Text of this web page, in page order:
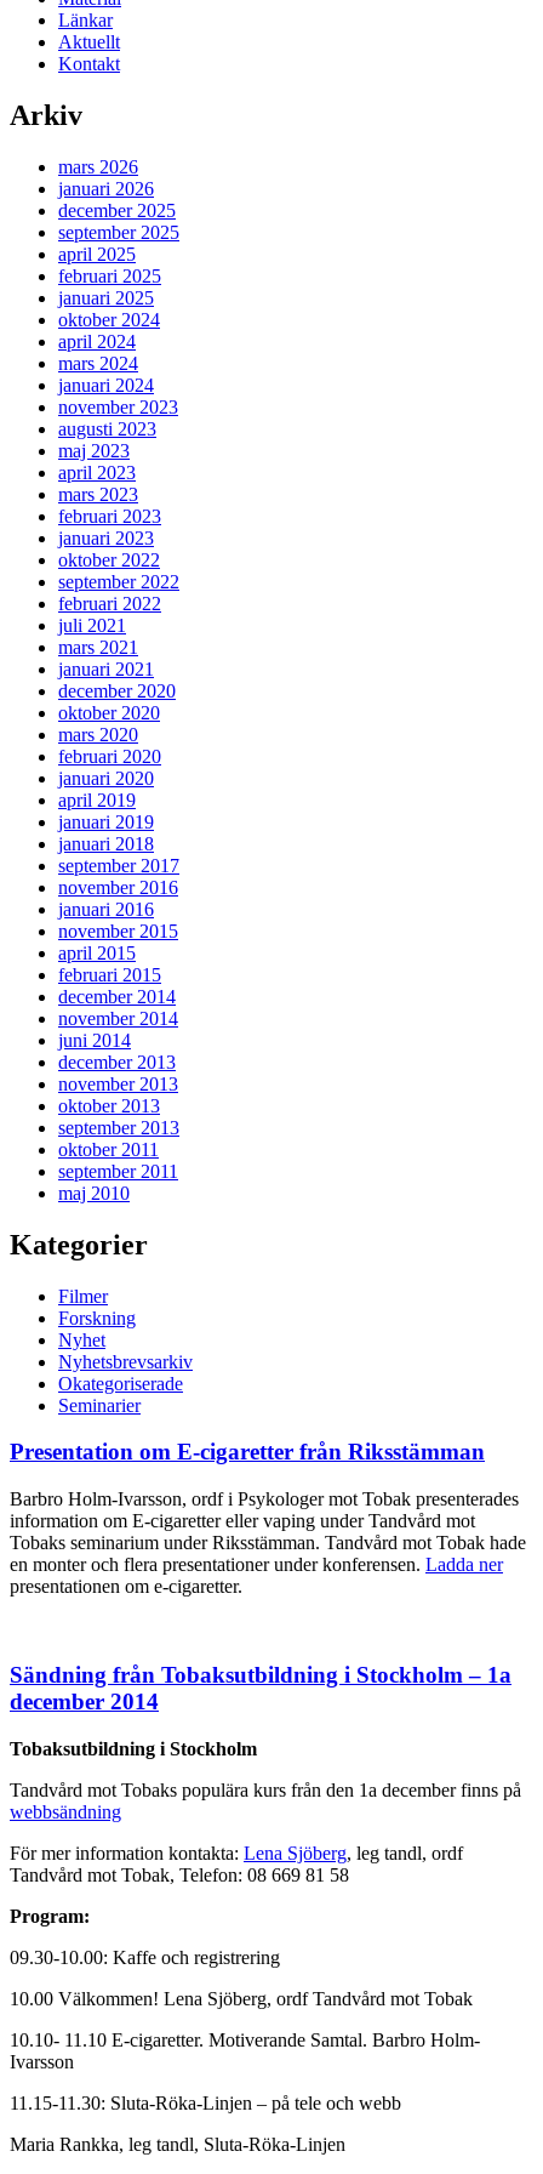
Länkar
Aktuellt
Kontakt
Arkiv
mars 2026
januari 2026
december 2025
september 2025
april 2025
februari 2025
januari 2025
oktober 2024
april 2024
mars 2024
januari 2024
november 2023
augusti 2023
maj 2023
april 2023
mars 2023
februari 2023
januari 2023
oktober 2022
september 2022
februari 2022
juli 2021
mars 2021
januari 2021
december 2020
oktober 2020
mars 2020
februari 2020
januari 2020
april 2019
januari 2019
januari 2018
september 2017
november 2016
januari 2016
november 2015
april 2015
februari 2015
december 2014
november 2014
juni 2014
december 2013
november 2013
oktober 2013
september 2013
oktober 2011
september 2011
maj 2010
Kategorier
Filmer
Forskning
Nyhet
Nyhetsbrevsarkiv
Okategoriserade
Seminarier
Presentation om E-cigaretter från Riksstämman
Barbro Holm-Ivarsson, ordf i Psykologer mot Tobak presenterades
information om E-cigaretter eller vaping under Tandvård mot
Tobaks seminarium under Riksstämman. Tandvård mot Tobak hade
en monter och flera presentationer under konferensen. Ladda ner
presentationen om e-cigaretter.
Sändning från Tobaksutbildning i Stockholm – 1a
december 2014
Tobaksutbildning i Stockholm
Tandvård mot Tobaks populära kurs från den 1a december finns på
webbsändning
För mer information kontakta: Lena Sjöberg, leg tandl, ordf
Tandvård mot Tobak, Telefon: 08 669 81 58
Program:
09.30-10.00: Kaffe och registrering
10.00 Välkommen! Lena Sjöberg, ordf Tandvård mot Tobak
10.10- 11.10 E-cigaretter. Motiverande Samtal. Barbro Holm-
Ivarsson
11.15-11.30: Sluta-Röka-Linjen – på tele och webb
Maria Rankka, leg tandl, Sluta-Röka-Linjen